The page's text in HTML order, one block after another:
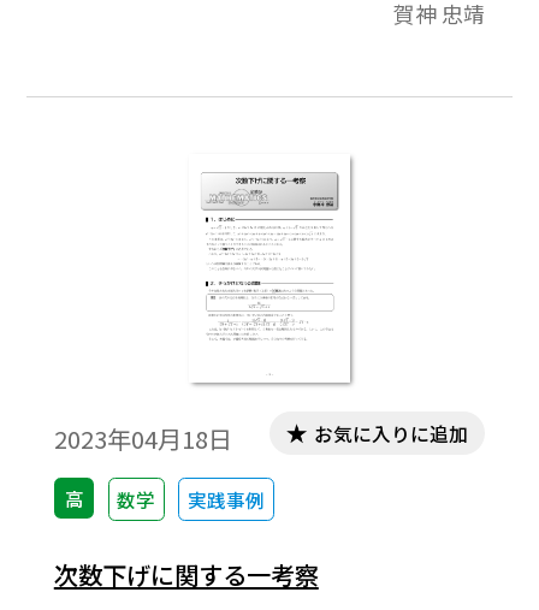
た、同時に自作問題を校内に掲示し、｢解答
では、その顛末もご紹介したい。
賀神 忠靖
2023年04月18日
高 数学 実践事例
お気に入りに追加
次数下げに関する一考察